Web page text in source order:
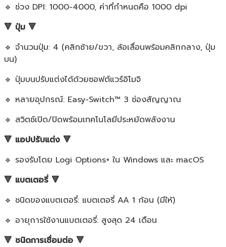
🔹 ช่วง DPI: 1000-4000, ค่าที่กำหนดคือ 1000 dpi
🔻 ปุ่ม 🔻
🔹 จำนวนปุ่ม: 4 (คลิกซ้าย/ขวา, ล้อเลื่อนพร้อมคลิกกลาง, ปุ่ม
บน)
🔹 ปุ่มบนปรับแต่งได้ด้วยซอฟต์แวร์อิโมจิ
🔹 หลายอุปกรณ์: Easy-Switch™ 3 ช่องสัญญาณ
🔹 สวิตช์เปิด/ปิดพร้อมเทคโนโลยีประหยัดพลังงาน
🔻 แอปปรับแต่ง 🔻
🔹 รองรับโดย Logi Options+ ใน Windows และ macOS
🔻 แบตเตอรี่ 🔻
🔹 ชนิดของแบตเตอรี่: แบตเตอรี่ AA 1 ก้อน (มีให้)
🔹 อายุการใช้งานแบตเตอรี่: สูงสุด 24 เดือน
🔻 ชนิดการเชื่อมต่อ 🔻